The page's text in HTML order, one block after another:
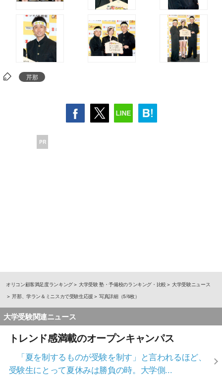
芹那
PR
オリコン顧客満足度ランキング 大学受験 塾・予備校のランキング・比較
大学受験ニュース
芹那、学ラン＆ミニスカで受験生応援
写真詳細（5/6枚）
大学受験関連ニュース
トレンド感満載のオープンキャンパス
「夏を制するものが受験を制す」と言われるほど、
受験生にとって夏休みは勝負の時。大学側...